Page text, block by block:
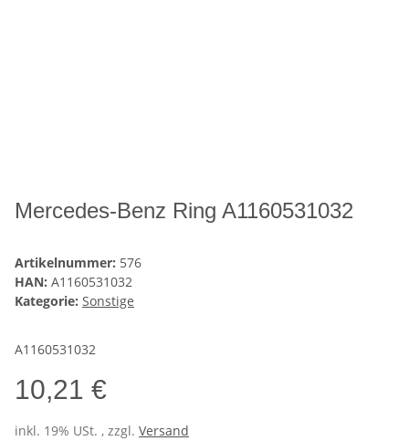
Mercedes-Benz Ring A1160531032
Artikelnummer: 576
HAN: A1160531032
Kategorie: Sonstige
A1160531032
10,21 €
inkl. 19% USt. , zzgl. Versand